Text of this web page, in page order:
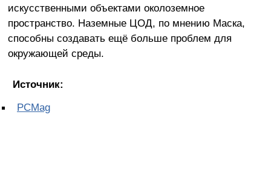
искусственными объектами околоземное
пространство. Наземные ЦОД, по мнению Маска,
способны создавать ещё больше проблем для
окружающей среды.
Источник:
PCMag